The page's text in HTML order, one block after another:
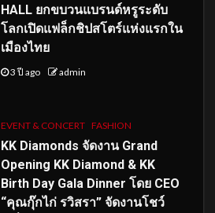
HALL ยกขบวนแบรนด์หรูระดับ
โลกเปิดแฟล็กชิปสโตร์แห่งแรกใน
เมืองไทย
3 ปี ago admin
EVENT & CONCERT FASHION
KK Diamonds จัดงาน Grand
Opening KK Diamond & KK
Birth Day Gala Dinner โดย CEO
“คุณกุ๊กไก่ รวิสรา” จัดงานโชว์